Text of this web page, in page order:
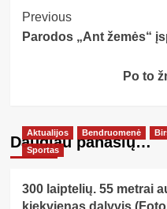
Post
Navigation
Previous
Parodos „Ant žemės“
Po to
Daugiau panašių…
Aktualijos Bendruomenė
Sportas
300 laiptelių. 55 metrai
kiekvienas dalyvis